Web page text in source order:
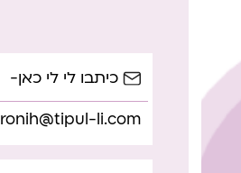
כיתבו לי לי כאן-
ronih@tipul-li.com